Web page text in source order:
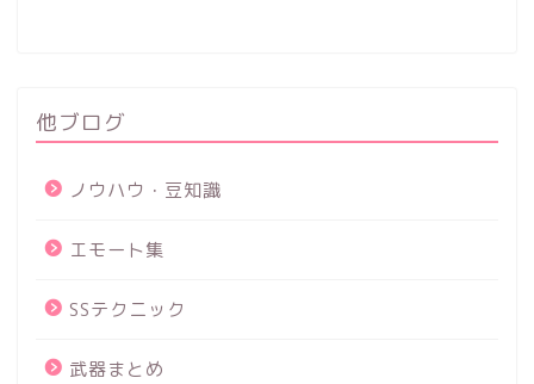
他ブログ
ノウハウ・豆知識
エモート集
SSテクニック
武器まとめ